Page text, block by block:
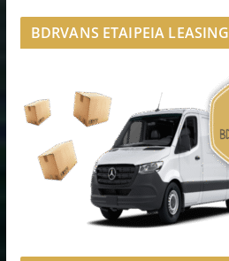
BDRVANS ΕΤΑΙΡΕΙΑ LEASING